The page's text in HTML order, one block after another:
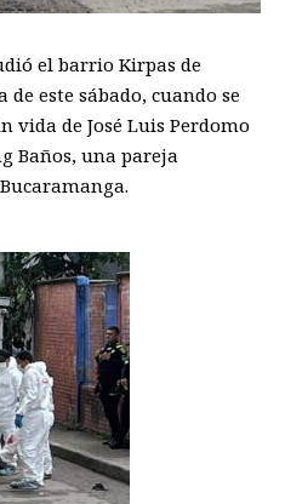
el barrio Kirpas de
este sábado, cuando se
vida de José Luis Perdomo
Baños, una pareja